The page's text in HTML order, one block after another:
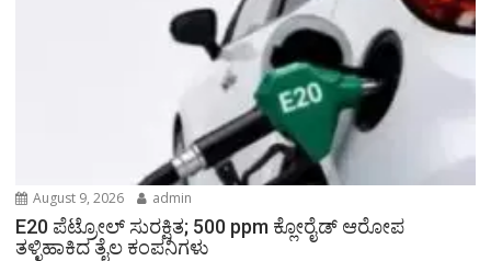
August 9, 2026 admin
E20 ಪೆಟ್ರೋಲ್ ಸುರಕ್ಷಿತ; 500 ppm ಕ್ಲೋರೈಡ್ ಆರೋಪ
ತಳ್ಳಿಹಾಕಿದ ತೈಲ ಕಂಪನಿಗಳು